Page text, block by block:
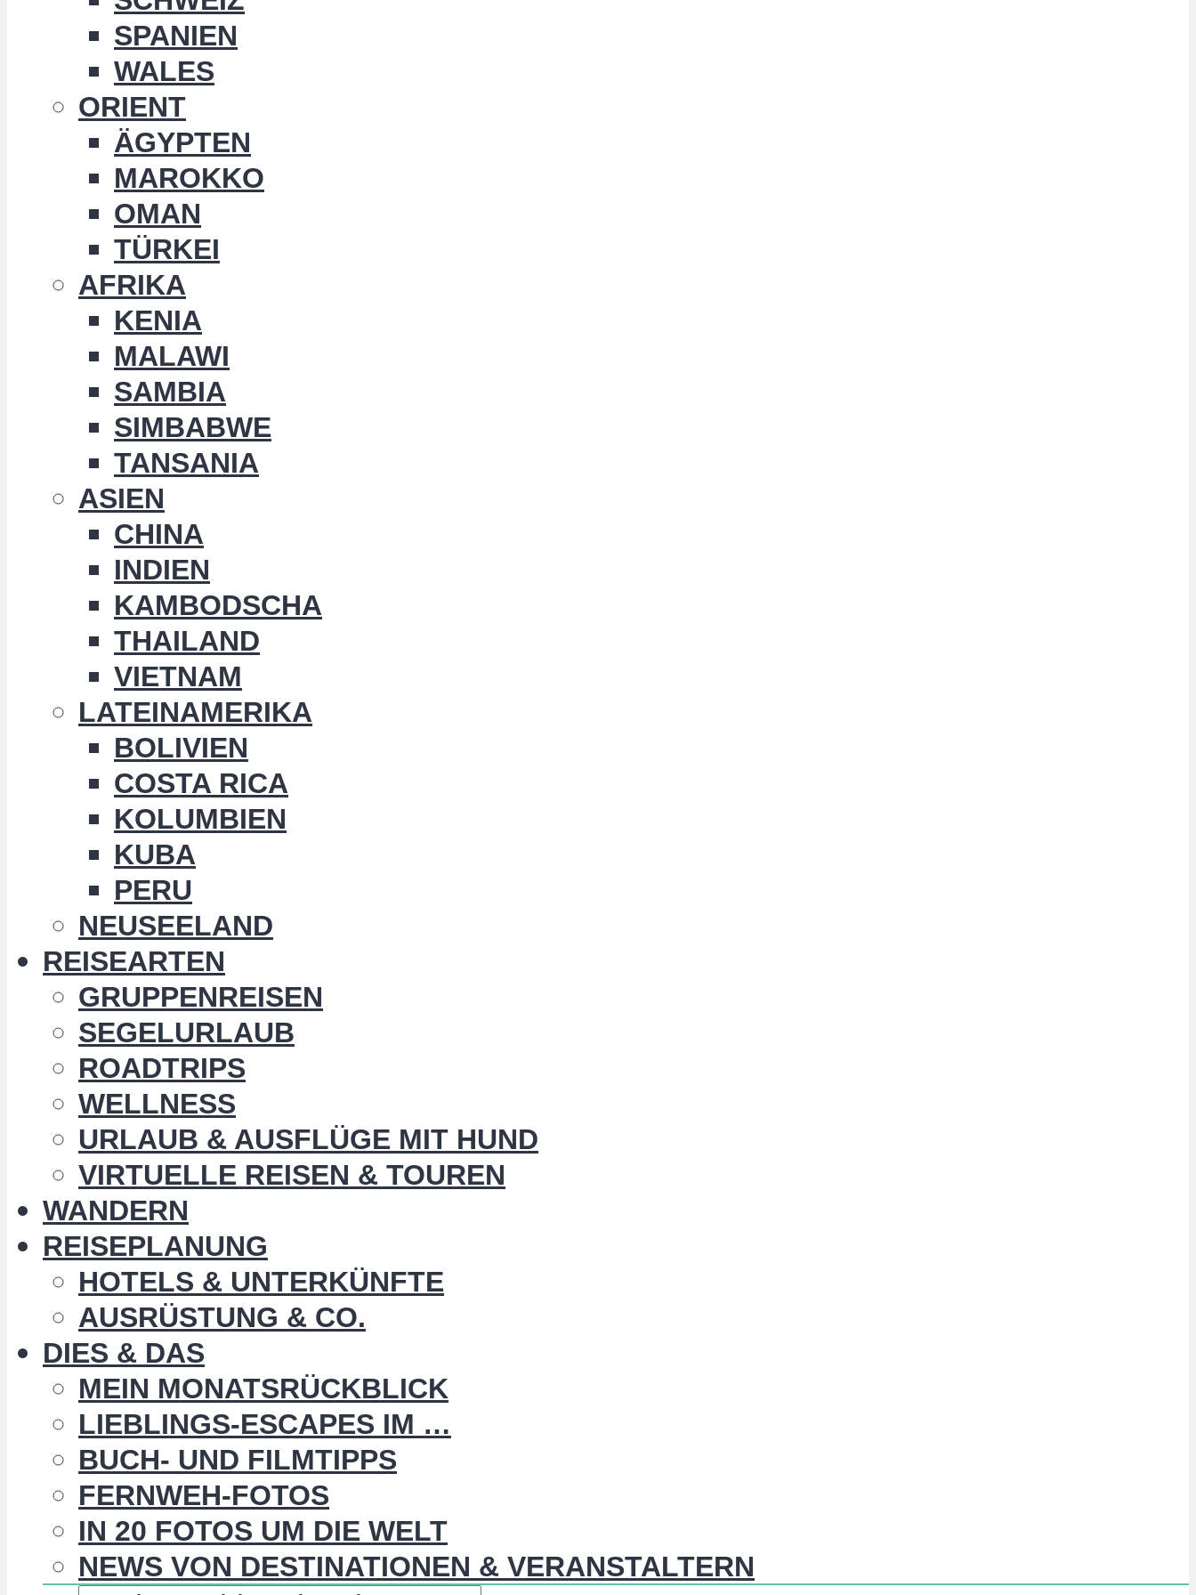
SPANIEN
WALES
ORIENT
ÄGYPTEN
MAROKKO
OMAN
TÜRKEI
AFRIKA
KENIA
MALAWI
SAMBIA
SIMBABWE
TANSANIA
ASIEN
CHINA
INDIEN
KAMBODSCHA
THAILAND
VIETNAM
LATEINAMERIKA
BOLIVIEN
COSTA RICA
KOLUMBIEN
KUBA
PERU
NEUSEELAND
REISEARTEN
GRUPPENREISEN
SEGELURLAUB
ROADTRIPS
WELLNESS
URLAUB & AUSFLÜGE MIT HUND
VIRTUELLE REISEN & TOUREN
WANDERN
REISEPLANUNG
HOTELS & UNTERKÜNFTE
AUSRÜSTUNG & CO.
DIES & DAS
MEIN MONATSRÜCKBLICK
LIEBLINGS-ESCAPES IM …
BUCH- UND FILMTIPPS
FERNWEH-FOTOS
IN 20 FOTOS UM DIE WELT
NEWS VON DESTINATIONEN & VERANSTALTERN